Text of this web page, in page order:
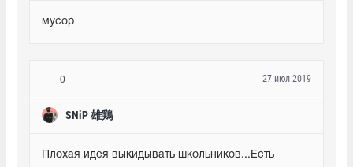
мусор
0
SNiP 雄鶏
27 июл 2019
Плохая идея выкидывать школьников...Есть